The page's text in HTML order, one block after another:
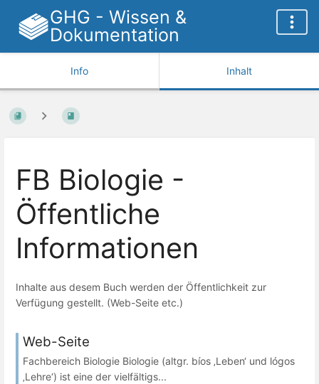
GHG - Wissen &
Dokumentation
Info Inhalt
FB Biologie -
Öffentliche
Informationen
Inhalte aus desem Buch werden der Öffentlichkeit zur
Verfügung gestellt. (Web-Seite etc.)
Web-Seite
Fachbereich Biologie Biologie (altgr. bíos ‚Leben‘ und lógos
‚Lehre‘) ist eine der vielfältigs...